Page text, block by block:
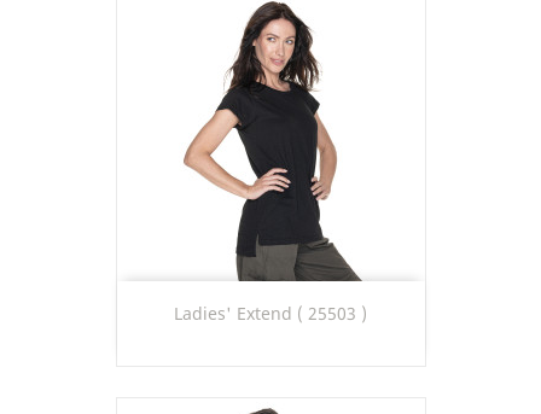
Ladies' Extend ( 25503 )